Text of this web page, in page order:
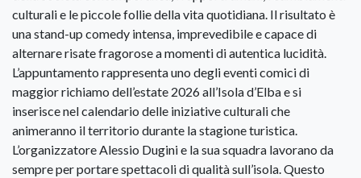
culturali e le piccole follie della vita quotidiana. Il risultato è
una stand-up comedy intensa, imprevedibile e capace di
alternare risate fragorose a momenti di autentica lucidità.
L’appuntamento rappresenta uno degli eventi comici di
maggior richiamo dell’estate 2026 all’Isola d’Elba e si
inserisce nel calendario delle iniziative culturali che
animeranno il territorio durante la stagione turistica.
L’organizzatore Alessio Dugini e la sua squadra lavorano da
sempre per portare spettacoli di qualità sull’isola. Questo